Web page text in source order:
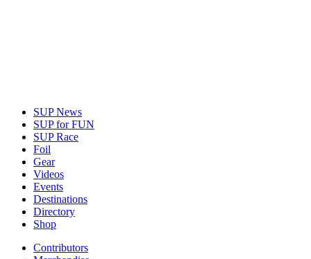
SUP News
SUP for FUN
SUP Race
Foil
Gear
Videos
Events
Destinations
Directory
Shop
Contributors